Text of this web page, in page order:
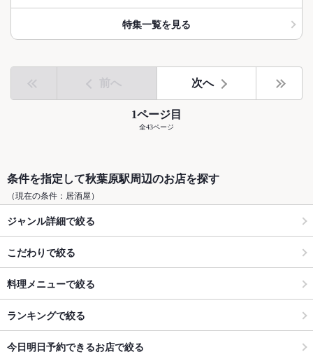
特集一覧を見る
前へ 次へ
1ページ目
全43ページ
条件を指定して秋葉原駅周辺のお店を探す
（現在の条件：居酒屋）
ジャンル詳細で絞る
こだわりで絞る
料理メニューで絞る
ランキングで絞る
今日明日予約できるお店で絞る